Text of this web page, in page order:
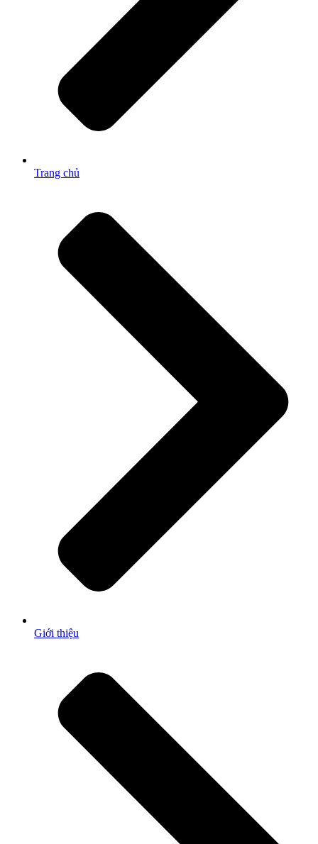
Trang chủ
Giới thiệu